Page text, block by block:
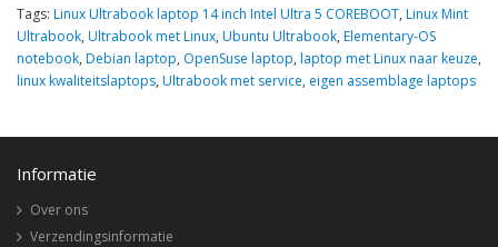
Tags: Linux Ultrabook laptop 14 inch Intel Ultra 5 COREBOOT, Linux Mint
Ultrabook, Ultrabook met Linux, Ubuntu Ultrabook, Elementary-OS
notebook, Debian laptop, OpenSuse laptop, laptop met Linux naar keuze,
linux kwaliteitslaptops, Ultrabook met service, eigen assemblage laptops
Informatie
Over ons
Verzendingsinformatie